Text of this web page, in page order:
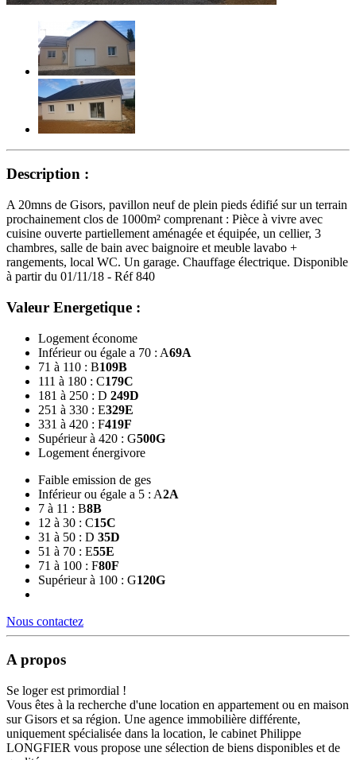
Description :
A 20mns de Gisors, pavillon neuf de plein pieds édifié sur un terrain
prochainement clos de 1000m² comprenant : Pièce à vivre avec
cuisine ouverte partiellement aménagée et équipée, un cellier, 3
chambres, salle de bain avec baignoire et meuble lavabo +
rangements, local WC. Un garage. Chauffage électrique. Disponible
à partir du 01/11/18 - Réf 840
Valeur Energetique :
Logement économe
Inférieur ou égale a 70 : A69A
71 à 110 : B109B
111 à 180 : C179C
181 à 250 : D 249D
251 à 330 : E329E
331 à 420 : F419F
Supérieur à 420 : G500G
Logement énergivore
Faible emission de ges
Inférieur ou égale a 5 : A2A
7 à 11 : B8B
12 à 30 : C15C
31 à 50 : D 35D
51 à 70 : E55E
71 à 100 : F80F
Supérieur à 100 : G120G
Nous contactez
A propos
Se loger est primordial !
Vous êtes à la recherche d'une location en appartement ou en maison
sur Gisors et sa région. Une agence immobilière différente,
uniquement spécialisée dans la location, le cabinet Philippe
LONGFIER vous propose une sélection de biens disponibles et de